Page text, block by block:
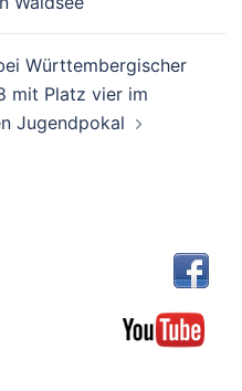
Württembergischer
mit Platz vier im
Jugendpokal